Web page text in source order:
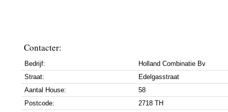
Contacter:
Bedrijf:
Holland Combinatie Bv
Straat:
Edelgasstraat
Aantal House:
58
Postcode:
2718 TH